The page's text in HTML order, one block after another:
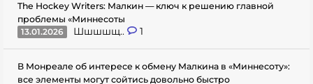
The Hockey Writers: Малкин — ключ к решению главной
проблемы «Миннесоты
13.01.2026
Шшшшщ.. 1
В Монреале об интересе к обмену Малкина в «Миннесоту»:
все элементы могут сойтись довольно быстро